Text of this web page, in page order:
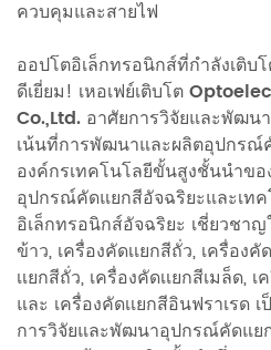
ควบคุมและสายไฟ
ออปโตอิเล็กทรอนิกส์ที่กำลังเติบ
ดีเยี่ยม! เหอเฟย์เติบโต
Co.,Ltd. อาศัยการวิจัยและพัฒน
เน้นที่การพัฒนาและผลิตอุปกรณ์
องค์กรเทคโนโลยีขั้นสูงชั้นนำข
อุปกรณ์คัดแยกสีอัจฉริยะและเท
อิเล็กทรอนิกส์อัจฉริยะ เชี่ยวชา
ข้าว, เครื่องคัดเเยกสีถั่ว, เครื่องคั
เเยกสีถั่ว, เครื่องคัดเเยกสีเมล็ด, เ
และ เครื่องคัดเเยกสีอินฟราเรด
การวิจัยและพัฒนาอุปกรณ์คัดแ